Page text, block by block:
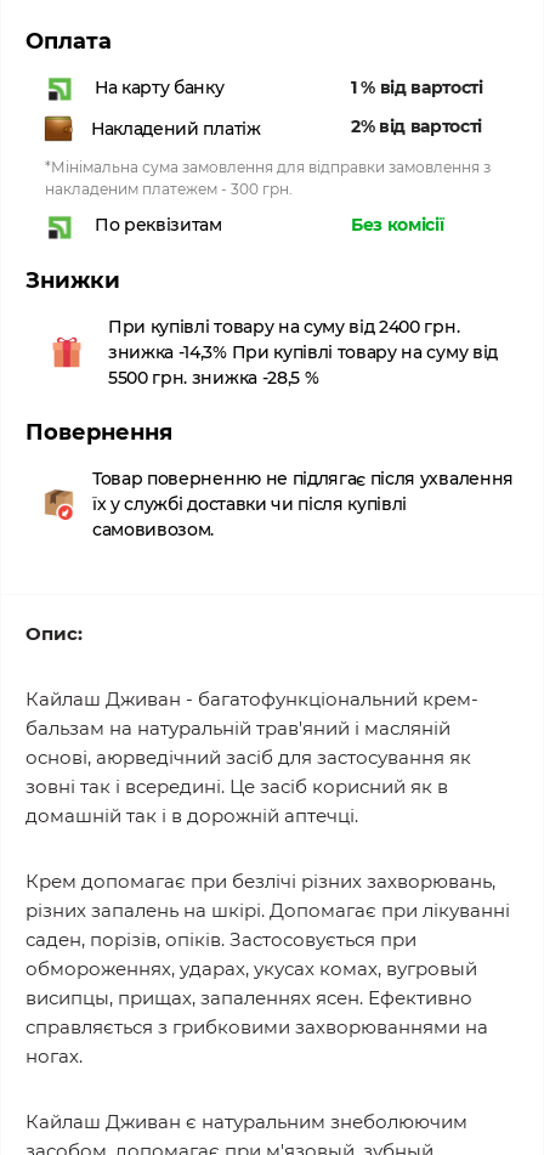
Оплата
На карту банку
1 % від вартості
Накладений платіж
2% від вартості
*Мінімальна сума замовлення для відправки замовлення з
накладеним платежем - 300 грн.
По реквізитам Без комісії
Знижки
При купівлі товару на суму від 2400 грн.
знижка -14,3% При купівлі товару на суму від
5500 грн. знижка -28,5 %
Повернення
Товар поверненню не підлягає після ухвалення
їх у службі доставки чи після купівлі
самовивозом.
Опис:
Кайлаш Дживан - багатофункціональний крем-
бальзам на натуральній трав'яний і масляній
основі, аюрведічний засіб для застосування як
зовні так і всередині. Це засіб корисний як в
домашній так і в дорожній аптечці.
Крем допомагає при безлічі різних захворювань,
різних запалень на шкірі. Допомагає при лікуванні
саден, порізів, опіків. Застосовується при
обмороженнях, ударах, укусах комах, вугровый
висипцы, прищах, запаленнях ясен. Ефективно
справляється з грибковими захворюваннями на
ногах.
Кайлаш Дживан є натуральним знеболюючим
засобом, допомагає при м'язовый, зубный,